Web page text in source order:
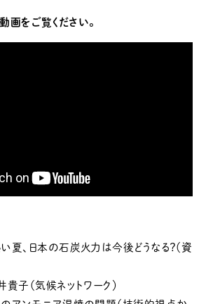
画をご覧ください。
夏、日本の石炭火力は今後どうなる？（資
貴子（気候ネットワーク）